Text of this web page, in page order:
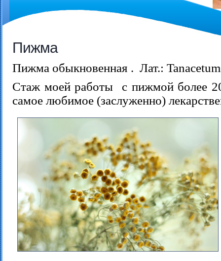
Пижма
Пижма обыкновенная . Лат.:
Стаж моей работы с пижмой более
самое любимое (заслуженно)